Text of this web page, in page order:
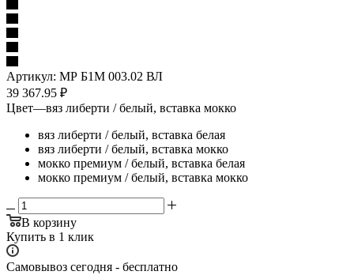
Артикул: МР Б1М 003.02 ВЛ
39 367.95 ₽
Цвет—вяз либерти / белый, вставка мокко
вяз либерти / белый, вставка белая
вяз либерти / белый, вставка мокко
мокко премиум / белый, вставка белая
мокко премиум / белый, вставка мокко
В корзину
Купить в 1 клик
Самовывоз сегодня - бесплатно